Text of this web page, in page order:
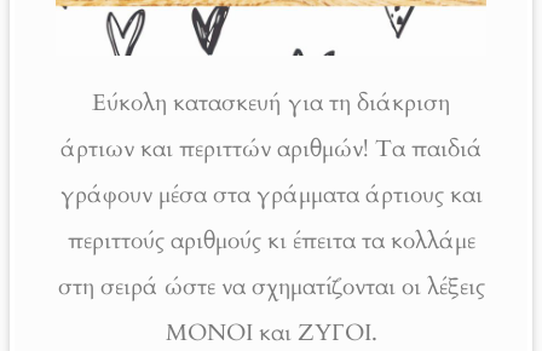
Εύκολη κατασκευή για τη διάκριση
άρτιων και περιττών αριθμών! Τα παιδιά
γράφουν μέσα στα γράμματα άρτιους και
περιττούς αριθμούς κι έπειτα τα κολλάμε
στη σειρά ώστε να σχηματίζονται οι λέξεις
ΜΟΝΟΙ και ΖΥΓΟΙ.